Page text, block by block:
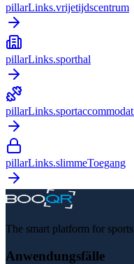
pillarLinks.vrijetijdscentrum
pillarLinks.sporthal
pillarLinks.slimmeToegang
The smart platform for
Anwendungsfälle